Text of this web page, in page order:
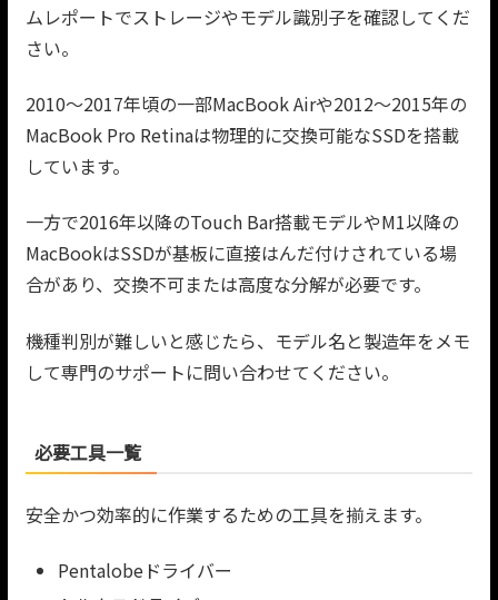
ムレポートでストレージやモデル識別子を確認してくだ
さい。
2010〜2017年頃の一部MacBook Airや2012〜2015年の
MacBook Pro Retinaは物理的に交換可能なSSDを搭載
しています。
一方で2016年以降のTouch Bar搭載モデルやM1以降の
MacBookはSSDが基板に直接はんだ付けされている場
合があり、交換不可または高度な分解が必要です。
機種判別が難しいと感じたら、モデル名と製造年をメモ
して専門のサポートに問い合わせてください。
必要工具一覧
安全かつ効率的に作業するための工具を揃えます。
Pentalobeドライバー